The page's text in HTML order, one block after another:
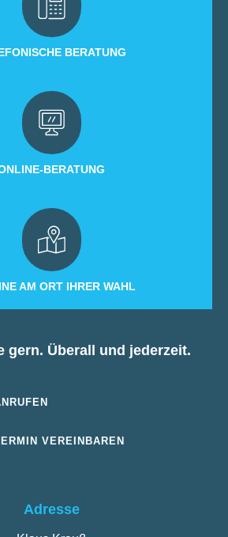
BERATUNG
BERATUNG
AM ORT IHRER WAHL
gern. Überall und jederzeit.
VEREINBAREN
Adresse